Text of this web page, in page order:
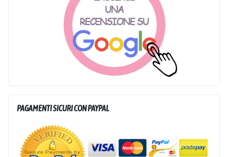
PAGAMENTI SICURI CON PAYPAL